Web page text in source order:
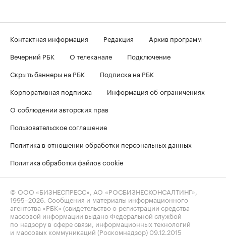
Контактная информация Редакция
Архив программ
Вечерний РБК
О телеканале
Подключение
Скрыть баннеры на РБК
Подписка на РБК
Корпоративная подписка
Информация об ограничениях
О соблюдении авторских прав
Пользовательское соглашение
Политика в отношении обработки персональных данных
Политика обработки файлов cookie
© ООО «БИЗНЕСПРЕСС», АО «РОСБИЗНЕСКОНСАЛТИНГ»,
1995–2026 . Сообщения и материалы информационного
агентства «РБК» (свидетельство о регистрации средства
массовой информации выдано Федеральной службой
по надзору в сфере связи, информационных технологий
и массовых коммуникаций (Роскомнадзор) 09.12.2015